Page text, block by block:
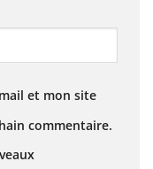
et mon site
commentaire.